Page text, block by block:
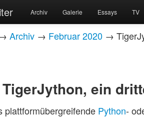
Archiv Galerie Essays TV
Archiv → Februar 2020 →
ein
plattformübergreifende Python-